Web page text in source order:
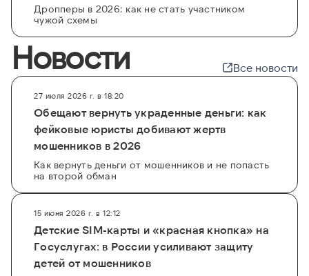
Дропперы в 2026: как не стать участником
чужой схемы
Новости Все новости
27 июля 2026 г. в 18:20
Обещают вернуть украденные деньги: как
фейковые юристы добивают жертв
мошенников в 2026
Как вернуть деньги от мошенников и не попасть
на второй обман
15 июня 2026 г. в 12:12
Детские SIM-карты и «красная кнопка» на
Госуслугах: в России усиливают защиту
детей от мошенников